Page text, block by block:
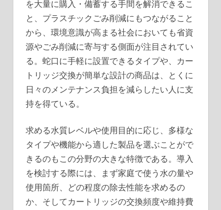
を大量に購入・備蓄する手間を解消できるこ
と、プラスチックごみ削減にもつながること
から、環境意識が高まる社会においても省資
源やごみ削減に寄与する側面が注目されてい
る。蛇口に手軽に設置できるタイプや、カー
トリッジ交換が簡単な設計の商品は、とくに
日々のメンテナンス負担を減らしたい人に支
持を得ている。
求める水質レベルや使用目的に応じ、多様な
タイプや機能から適した製品を選ぶことがで
きるのもこの分野の大きな特徴である。導入
を検討する際には、まず家庭で使う水の量や
使用箇所、どの程度の除去性能を求めるの
か、そしてカートリッジの交換頻度や維持費